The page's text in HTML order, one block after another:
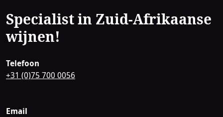
Specialist in Zuid-Afrikaanse
wijnen!
Telefoon
+31 (0)75 700 0056
Email